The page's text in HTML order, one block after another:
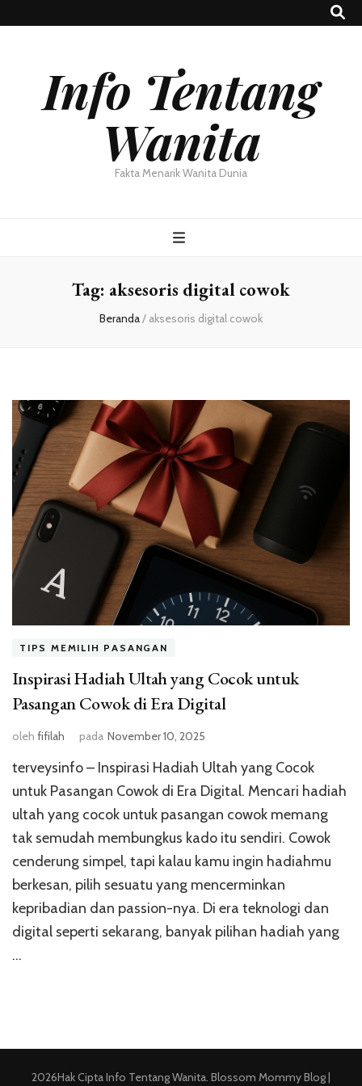
Info Tentang
Wanita
Fakta Menarik Wanita Dunia
Tag: aksesoris digital cowok
Beranda/ aksesoris digital cowok
TIPS MEMILIH PASANGAN
Inspirasi Hadiah Ultah yang Cocok untuk
Pasangan Cowok di Era Digital
oleh fifilah pada November 10, 2025
terveysinfo – Inspirasi Hadiah Ultah yang Cocok
untuk Pasangan Cowok di Era Digital. Mencari hadiah
ultah yang cocok untuk pasangan cowok memang
tak semudah membungkus kado itu sendiri. Cowok
cenderung simpel, tapi kalau kamu ingin hadiahmu
berkesan, pilih sesuatu yang mencerminkan
kepribadian dan passion-nya. Di era teknologi dan
digital seperti sekarang, banyak pilihan hadiah yang
…
2026Hak CiptaInfo Tentang Wanita. Blossom Mommy Blog |